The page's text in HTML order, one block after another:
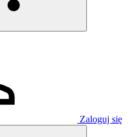
Zaloguj się